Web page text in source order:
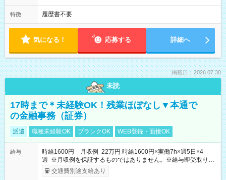
特徴 履歴書不要
気になる！ 応募する 詳細へ
掲載日：2026.07.30
未読
17時まで＊未経験OK！残業ほぼなし▼本通で
の金融事務（証券）
派遣 職種未経験OK ブランクOK WEB登録・面接OK
給与
時給1600円 月収例 22万円 時給1600円×実働7h×週5日×4
週 ※月収例を保証するものではありません。※給与即受取りサ
ービス利用可（利用条件有）
交通費別途支給あり